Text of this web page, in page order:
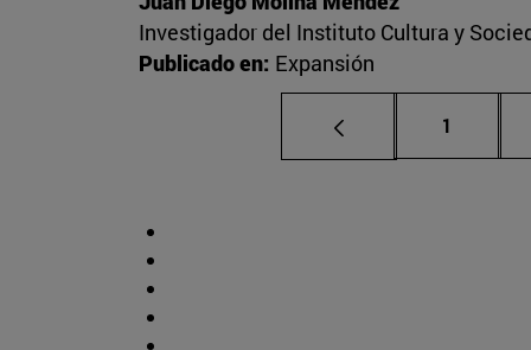
Investigador del Instituto Cultura y
Publicado en: Expansión
Página
1